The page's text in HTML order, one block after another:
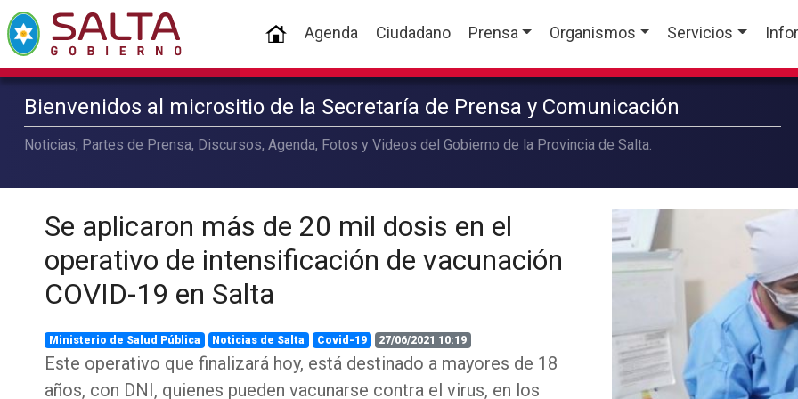
(current)
Agenda Ciudadano Prensa Organismos Servicios
Bienvenidos al micrositio de la Secretaría de Prensa y Comunicación
Noticias, Partes de Prensa, Discursos, Agenda, Fotos y Videos del Gobierno de la Provincia de Salta.
Se aplicaron más de 20 mil dosis en el
operativo de intensificación de vacunación
COVID-19 en Salta
Ministerio de Salud Pública Noticias de Salta Covid-19 27/06/2021 10:19
Este operativo que finalizará hoy, está destinado a mayores de 18
años, con DNI, quienes pueden vacunarse contra el virus, en los